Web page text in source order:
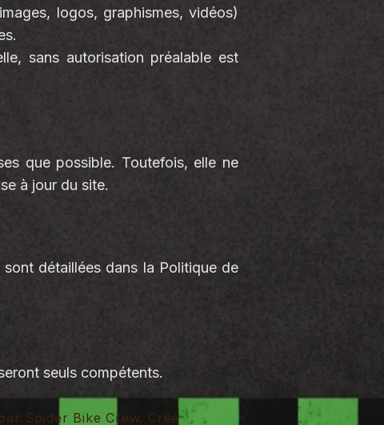
logos, graphismes, vidéos)
sans autorisation préalable est
que possible. Toutefois, elle ne
à jour du site.
détaillées dans la Politique de
seuls compétents.
Spider Bike Crew. Créé